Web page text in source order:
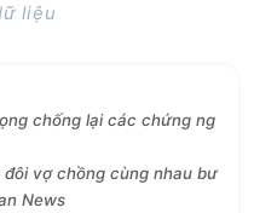
liệu
chống lại các chứng ng
vợ chồng cùng nhau bư
News